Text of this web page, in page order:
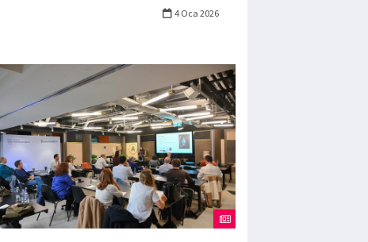
4 Oca 2026